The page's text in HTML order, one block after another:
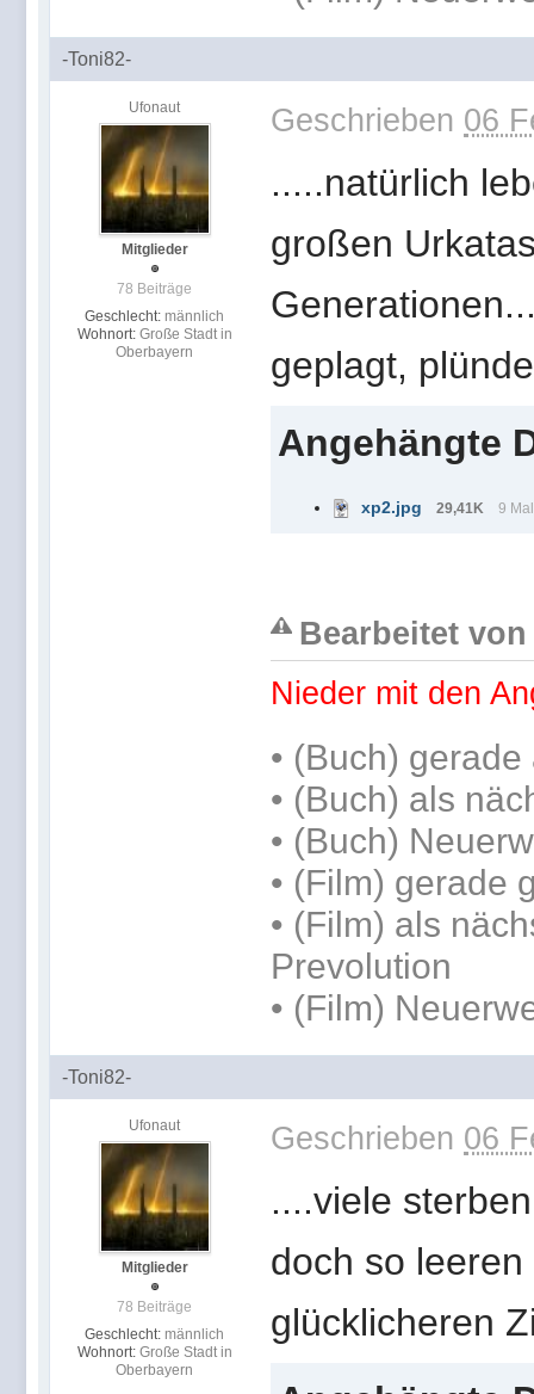
-Toni82-
Ufonaut
Mitglieder
78 Beiträge
Geschlecht: männlich
Wohnort: Große Stadt in
Oberbayern
Geschrieben 06
.....natürlich
großen
geplagt,
Angehängte
xp2.jpg 29,41K 9
Bearbeitet von
Nieder mit den
• (Buch) gerade
• (Buch) als
• (Buch)
• (Film) gerade
• (Film) als
Prevolution
• (Film)
-Toni82-
Ufonaut
Mitglieder
78 Beiträge
Geschlecht: männlich
Wohnort: Große Stadt in
Oberbayern
Geschrieben 06
....viele
doch so
glücklicheren